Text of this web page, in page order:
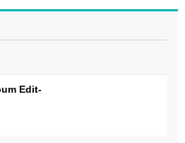
Edit-